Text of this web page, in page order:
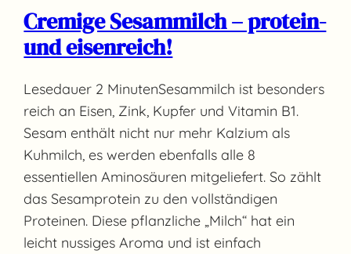
Cremige Sesammilch – protein-
und eisenreich!
Lesedauer 2 MinutenSesammilch ist besonders
reich an Eisen, Zink, Kupfer und Vitamin B1.
Sesam enthält nicht nur mehr Kalzium als
Kuhmilch, es werden ebenfalls alle 8
essentiellen Aminosäuren mitgeliefert. So zählt
das Sesamprotein zu den vollständigen
Proteinen. Diese pflanzliche „Milch“ hat ein
leicht nussiges Aroma und ist einfach